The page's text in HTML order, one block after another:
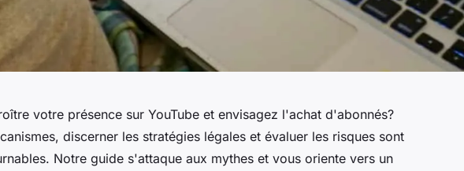
votre présence sur YouTube et envisagez l'achat d'abonnés?
discerner les stratégies légales et évaluer les risques sont
Notre guide s'attaque aux mythes et vous oriente vers un